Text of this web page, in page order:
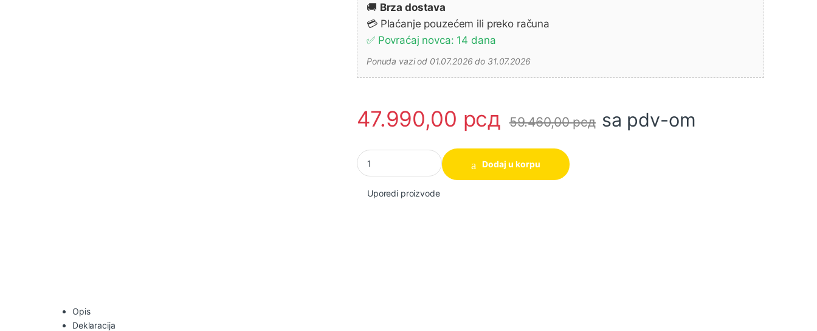
🚚 Brza dostava
💳 Plaćanje pouzećem ili preko računa
✅ Povraćaj novca: 14 dana
Ponuda vazi od 01.07.2026 do 31.07.2026
47.990,00 рсд 59.460,00рсд sa pdv-om
Elekrtični frezer - glodalica za drvo RP2303FC08 MAKITA količina
Dodaj u korpu
Uporedi proizvode
Opis
Deklaracija